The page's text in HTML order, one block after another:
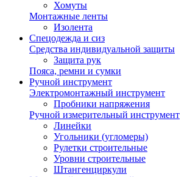
Хомуты
Монтажные ленты
Изолента
Спецодежда и сиз
Средства индивидуальной защиты
Защита рук
Пояса, ремни и сумки
Ручной инструмент
Электромонтажный инструмент
Пробники напряжения
Ручной измерительный инструмент
Линейки
Угольники (угломеры)
Рулетки строительные
Уровни строительные
Штангенциркули